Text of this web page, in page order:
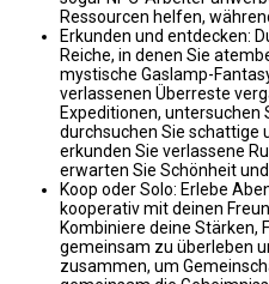
Ressourcen helfen,
Erkunden und entdecken:
Reiche, in denen Sie
mystische Gaslamp-
verlassenen Überreste
Expeditionen, untersuchen
durchsuchen Sie schattige
erkunden Sie verlassene
erwarten Sie Schönheit
Koop oder Solo: Erlebe
kooperativ mit deinen
Kombiniere deine Stärken,
gemeinsam zu überleben
zusammen, um